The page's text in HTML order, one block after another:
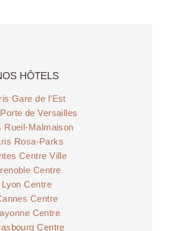
HÔTELS
Gare de l’Est
de Versailles
Rueil-Malmaison
Rosa-Parks
Centre Ville
Centre
Lyon Centre
Centre
Centre
Centre